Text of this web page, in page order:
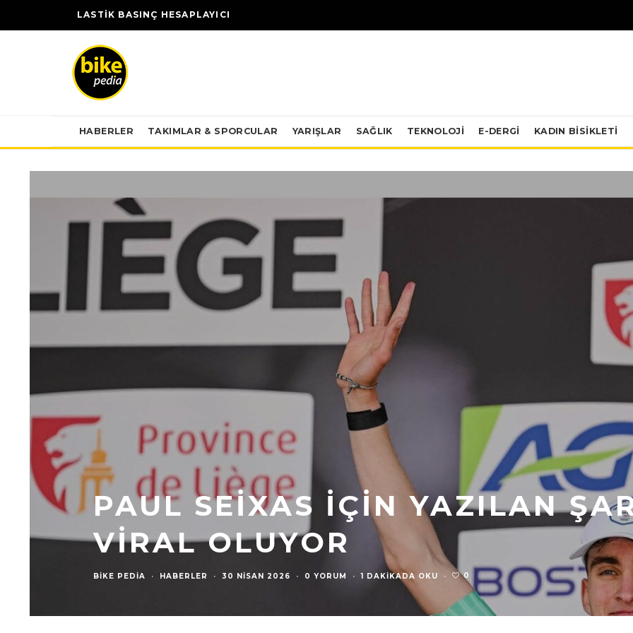
LASTİK BASINÇ HESAPLAYICI
HABERLER TAKIMLAR & SPORCULAR YARIŞLAR SAĞLIK TEKNOLOJI E-DERGİ KADIN BISIKLETI
PAUL SEIXAS İÇIN YAZILAN
VIRAL OLUYOR
BIKE PEDIA · HABERLER · 30 NISAN 2026 · 0 YORUM · 1 DAKIKADA OKU · 0